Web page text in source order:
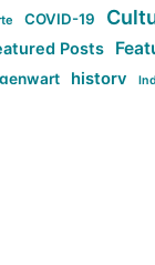
COVID-19
Posts
history